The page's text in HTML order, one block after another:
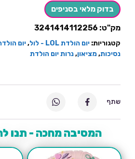
יחידות
בדוק מלאי בסניפים
מק"ט: 3241414112256
קטגוריות: יום הולדת LOL - לול ,יום
נסיכות,מציאון,נרות יום הולדת
המסיבה מחכה - תנו
שתף